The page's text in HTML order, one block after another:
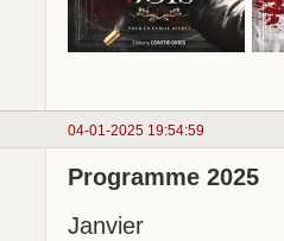
04-01-2025 19:54:59
Programme 2025
Janvier